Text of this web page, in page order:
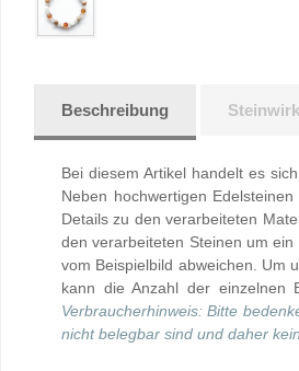
Beschreibung
Bei diesem Artikel handelt es
Neben hochwertigen
Details zu den verarbeiteten
den verarbeiteten Steinen um
vom Beispielbild abweichen. Um
kann die Anzahl der einzelnen
Verbraucherhinweis: Bitte
nicht belegbar sind und daher